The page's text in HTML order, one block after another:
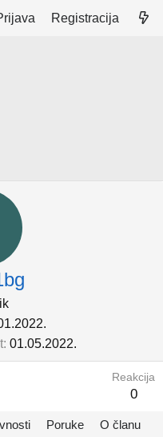
Registracija
01.05.2022.
Reakcija
0
Poruke O članu